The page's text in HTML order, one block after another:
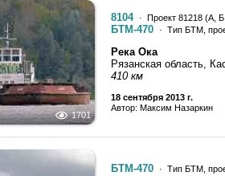
1701
8104 · Проект 81218 (А,
БТМ-470 · Тип БТМ,
Река Ока
Рязанская область,
410 км
18 сентября 2013 г.
Автор: Максим Назаркин
БТМ-470 · Тип БТМ,